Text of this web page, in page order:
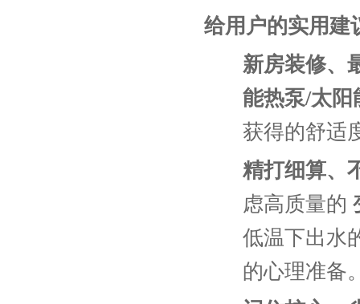
给用户的实用建
新房装修、
能热泵/太阳
获得的舒适
精打细算、
虑高质量的
低温下出水
的心理准备